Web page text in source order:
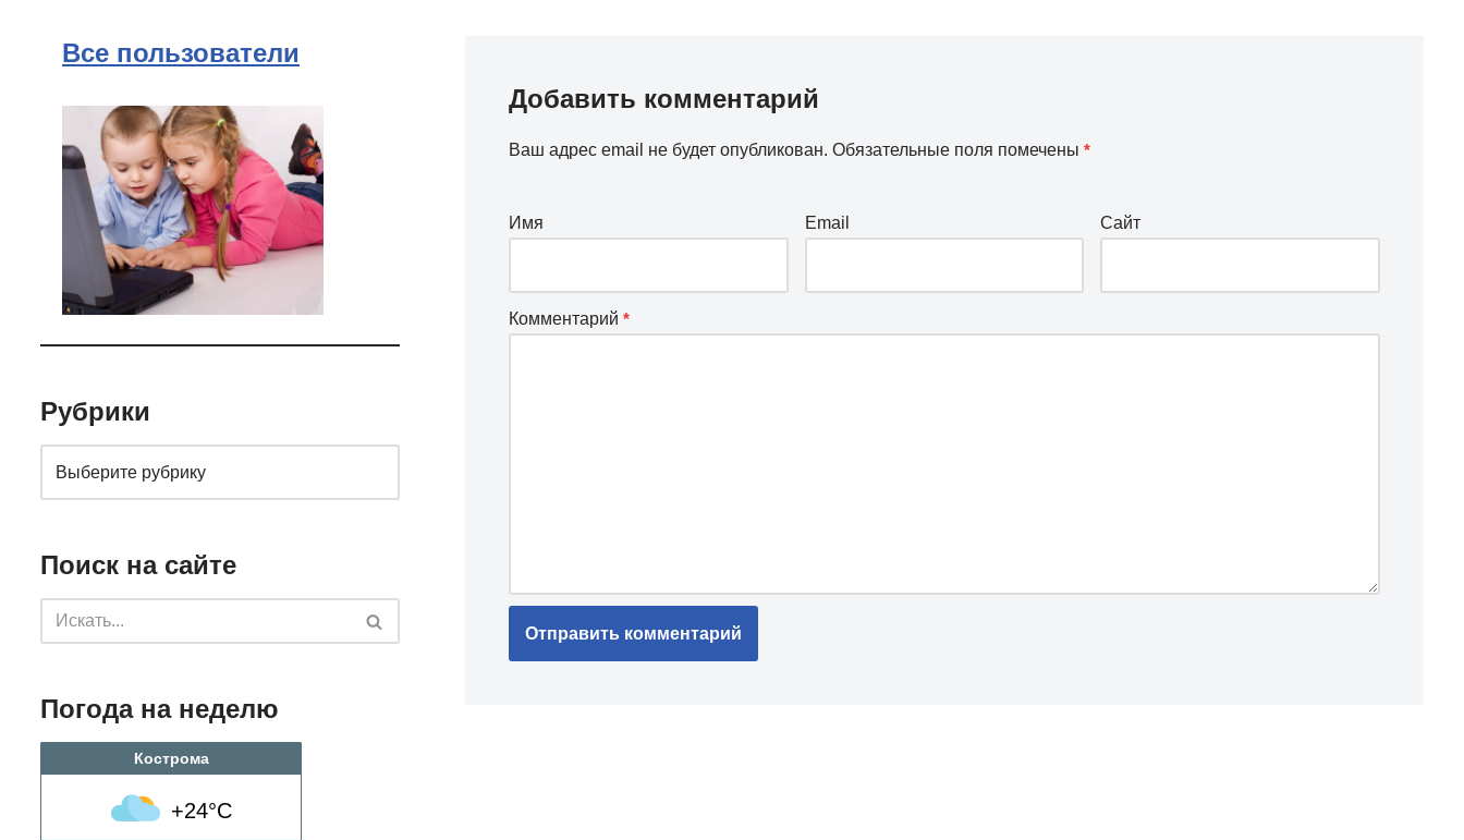
Все пользователи
Рубрики
Поиск на сайте
Погода на неделю
Кострома
+24°C
Добавить комментарий
Ваш адрес email не будет опубликован. Обязательные поля помечены *
Имя Email Сайт
Комментарий *